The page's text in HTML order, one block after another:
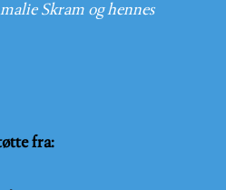
Skram og hennes
fra: